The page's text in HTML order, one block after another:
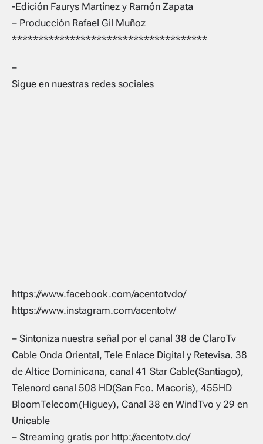
-Edición Faurys Martínez y Ramón Zapata
– Producción Rafael Gil Muñoz
*************************************
–
Sigue en nuestras redes sociales
https://www.facebook.com/acentotvdo/
https://www.instagram.com/acentotv/
– Sintoniza nuestra señal por el canal 38 de ClaroTv
Cable Onda Oriental, Tele Enlace Digital y Retevisa. 38
de Altice Dominicana, canal 41 Star Cable(Santiago),
Telenord canal 508 HD(San Fco. Macorís), 455HD
BloomTelecom(Higuey), Canal 38 en WindTvo y 29 en
Unicable
– Streaming gratis por http://acentotv.do/